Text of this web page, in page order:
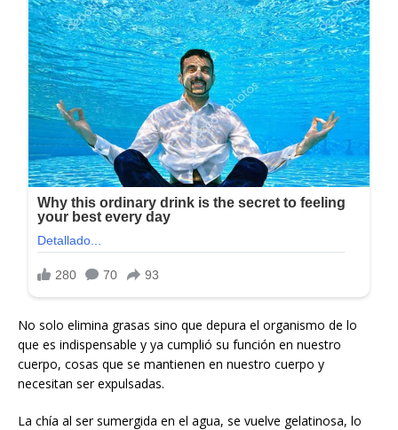
No solo elimina grasas sino que depura el organismo de lo
que es indispensable y ya cumplió su función en nuestro
cuerpo, cosas que se mantienen en nuestro cuerpo y
necesitan ser expulsadas.
La chía al ser sumergida en el agua, se vuelve gelatinosa, lo